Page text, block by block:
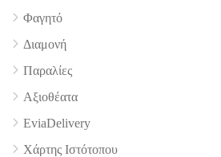
Φαγητό
Διαμονή
Παραλίες
Αξιοθέατα
EviaDelivery
Χάρτης Ιστότοπου